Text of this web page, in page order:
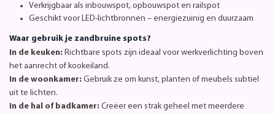
Verkrijgbaar als inbouwspot, opbouwspot en railspot
Geschikt voor LED-lichtbronnen – energiezuinig en duurzaam
Waar gebruik je zandbruine spots?
In de keuken: Richtbare spots zijn ideaal voor werkverlichting boven
het aanrecht of kookeiland.
In de woonkamer: Gebruik ze om kunst, planten of meubels subtiel
uit te lichten.
In de hal of badkamer: Creëer een strak geheel met meerdere